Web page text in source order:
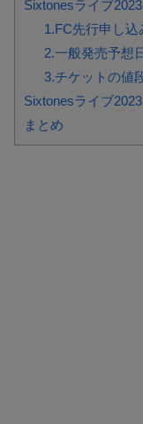
Sixtonesライブ
1.FC先行申し
2.一般発売予想
3.チケットの値
Sixtonesライブ
まとめ